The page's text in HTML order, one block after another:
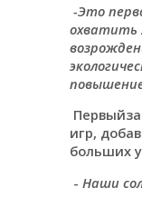
-Это
охватить
игр,
больших
- Наши